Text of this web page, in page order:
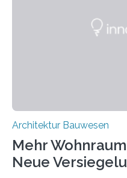
Datenbank erfasst sind,
Architektur Bauwesen
Mehr
Neue